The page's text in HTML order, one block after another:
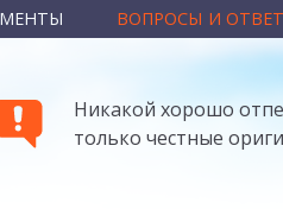
ВОПРОСЫ И
Никакой хорошо
только честные